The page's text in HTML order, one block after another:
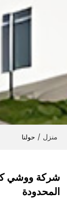
منزل / حولنا
شركة ووشي
المحدودة